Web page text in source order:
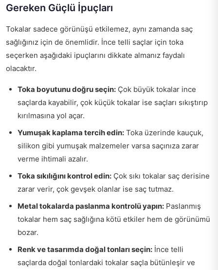
Gereken Güçlü İpuçları
Tokalar sadece görünüşü etkilemez, aynı zamanda saç
sağlığınız için de önemlidir. İnce telli saçlar için toka
seçerken aşağıdaki ipuçlarını dikkate almanız faydalı
olacaktır.
Toka boyutunu doğru seçin: Çok büyük tokalar ince
saçlarda kayabilir, çok küçük tokalar ise saçları sıkıştırıp
kırılmasına yol açar.
Yumuşak kaplama tercih edin: Toka üzerinde kauçuk,
silikon gibi yumuşak malzemeler varsa saçınıza zarar
verme ihtimali azalır.
Toka sıkılığını kontrol edin: Çok sıkı tokalar saç derisine
zarar verir, çok gevşek olanlar ise saç tutmaz.
Metal tokalarda paslanma kontrolü yapın: Paslanmış
tokalar hem saç sağlığına kötü etkiler hem de görünümü
bozar.
Renk ve tasarımda doğal tonları seçin: İnce telli
saçlarda doğal tonlardaki tokalar saçla bütünleşir ve